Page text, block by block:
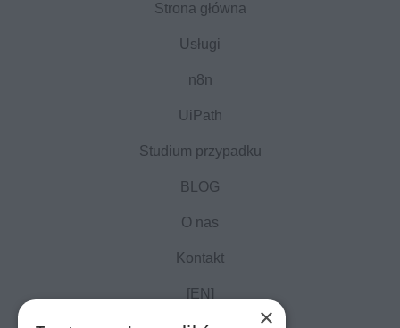
Strona główna
Usługi
n8n
UiPath
Studium przypadku
BLOG
O nas
Kontakt
[EN]
×